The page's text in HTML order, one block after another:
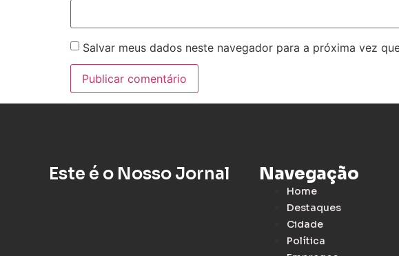
Salvar meus dados neste navegador para a próxima vez
Este é o Nosso Jornal Navegação
Home
Destaques
Cidade
Política